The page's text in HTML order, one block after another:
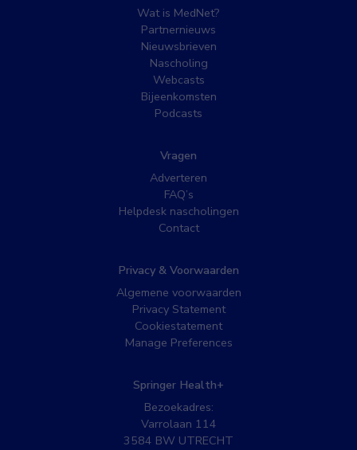
Wat is MedNet?
Partnernieuws
Nieuwsbrieven
Nascholing
Webcasts
Bijeenkomsten
Podcasts
Vragen
Adverteren
FAQ’s
Helpdesk nascholingen
Contact
Privacy & Voorwaarden
Algemene voorwaarden
Privacy Statement
Cookiestatement
Manage Preferences
Springer Health+
Bezoekadres:
Varrolaan 114
3584 BW UTRECHT